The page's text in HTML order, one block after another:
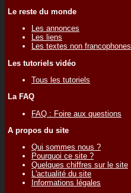
Le reste du monde
Les annonces
Les liens
Les textes non francophones
Les tutoriels vidéo
Tous les tutoriels
La FAQ
FAQ : Foire aux questions
A propos du site
Qui sommes nous ?
Pourquoi ce site ?
Quelques chiffres sur le site
L'actualité du site
Informations légales